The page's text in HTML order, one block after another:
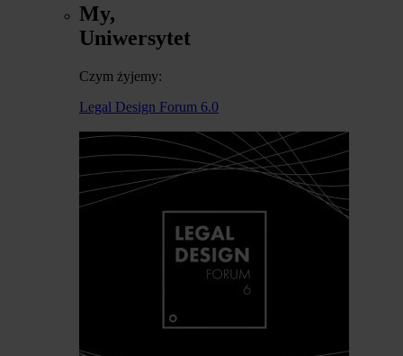
My,
Uniwersytet
Czym żyjemy:
Legal Design Forum 6.0